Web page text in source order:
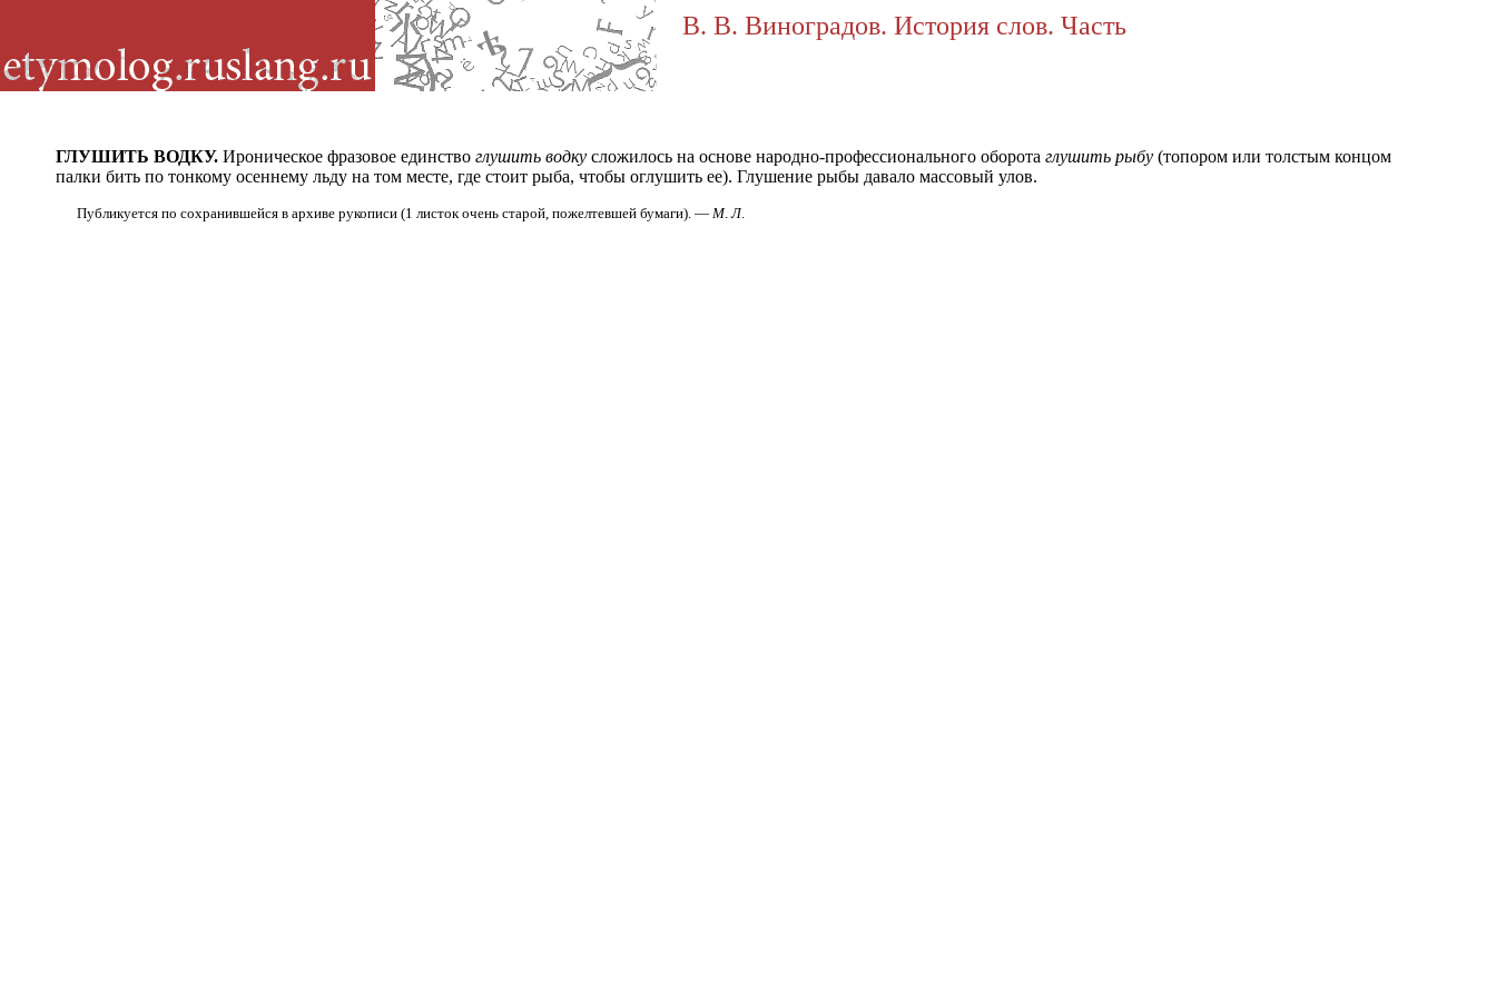
В. В. Виноградов. История слов. Часть
ГЛУШИТЬ ВОДКУ. Ироническое фразовое единство глушить водку сложилось на основе народно-профессионального оборота глушить рыбу (топором или толстым концом
палки бить по тонкому осеннему льду на том месте, где стоит рыба, чтобы оглушить ее). Глушение рыбы давало массовый улов.
Публикуется по сохранившейся в архиве рукописи (1 листок очень старой, пожелтевшей бумаги). — М.Л.